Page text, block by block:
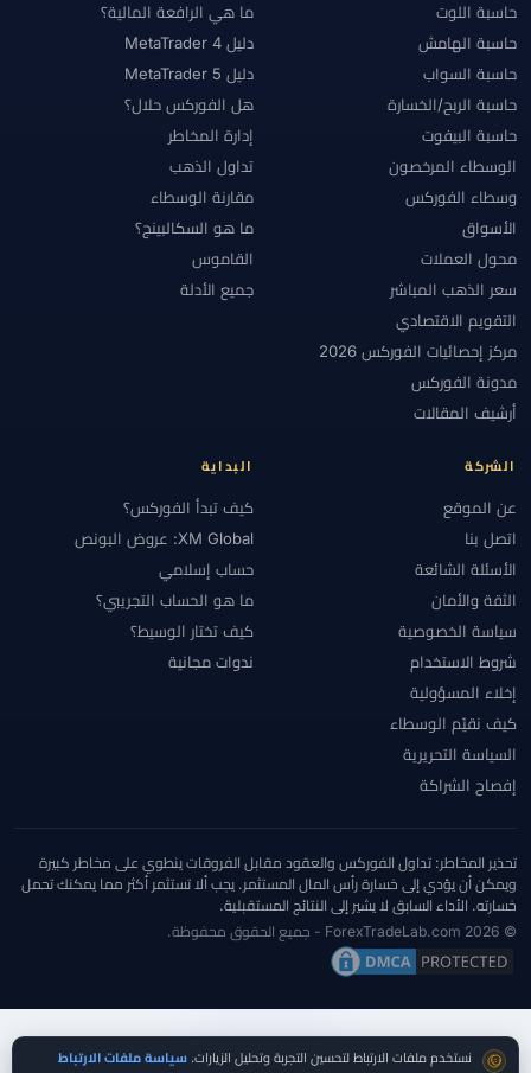
حاسبة اللوت
حاسبة الهامش
حاسبة السواب
حاسبة الربح/الخسارة
حاسبة البيفوت
الوسطاء المرخصون
وسطاء الفوركس
الأسواق
محول العملات
سعر الذهب المباشر
التقويم الاقتصادي
مركز إحصائيات الفوركس 2026
مدونة الفوركس
أرشيف المقالات
ما هي الرافعة المالية؟
دليل MetaTrader 4
دليل MetaTrader 5
هل الفوركس حلال؟
إدارة المخاطر
تداول الذهب
مقارنة الوسطاء
ما هو السكالبينج؟
القاموس
جميع الأدلة
الشركة
عن الموقع
اتصل بنا
الأسئلة الشائعة
الثقة والأمان
سياسة الخصوصية
شروط الاستخدام
إخلاء المسؤولية
كيف نقيّم الوسطاء
السياسة التحريرية
إفصاح الشراكة
البداية
كيف تبدأ الفوركس؟
XM Global: عروض البونص
حساب إسلامي
ما هو الحساب التجريبي؟
كيف تختار الوسيط؟
ندوات مجانية
تحذير المخاطر: تداول الفوركس والعقود مقابل الفروقات ينطوي على مخاطر كبيرة
ويمكن أن يؤدي إلى خسارة رأس المال المستثمر. يجب ألا تستثمر أكثر مما يمكنك تحمل
خسارته. الأداء السابق لا يشير إلى النتائج المستقبلية.
© 2026 ForexTradeLab.com - جميع الحقوق محفوظة.
موافقة ملفات تعريف الارتباط
نستخدم ملفات الارتباط لتحسين التجربة وتحليل الزيارات. سياسة ملفات الارتباط